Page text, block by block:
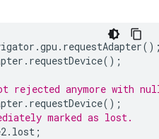
.gpu . requestAdapter
. requestDevice();
rejected anymore with
. requestDevice();
marked as lost.
. lost ;